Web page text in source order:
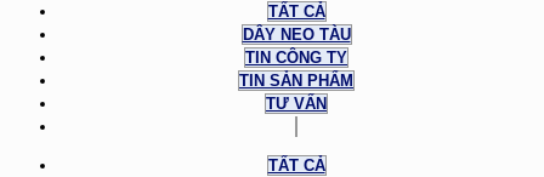
TẤT CẢ
DÂY NEO TÀU
TIN CÔNG TY
TIN SẢN PHẨM
TƯ VẤN
TẤT CẢ